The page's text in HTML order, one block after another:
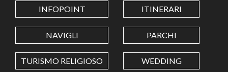
LONGITUDINE
Value in decimal degrees. Use dot (.) as decimal separator.
INFOPOINT ITINERARI
NAVIGLI PARCHI
TURISMO RELIGIOSO WEDDING